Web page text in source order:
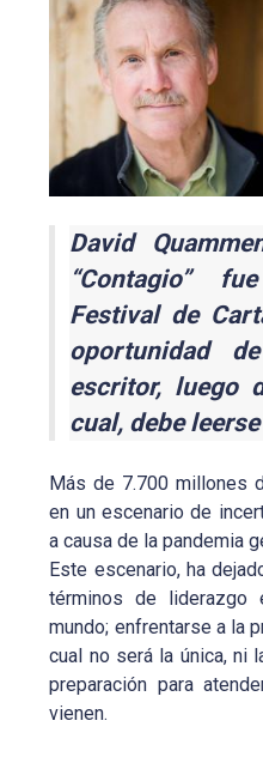
David
“Contagio”
Festival de
oportunidad
escritor, luego
cual, debe
Más de 7.700 millones
en un escenario de
a causa de la pandemia
Este escenario, ha
términos de
mundo; enfrentarse a la
cual no será la única, ni
preparación para
vienen.